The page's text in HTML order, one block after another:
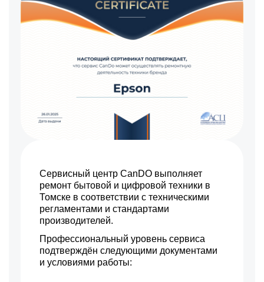
Сервисный центр CanDO выполняет
ремонт бытовой и цифровой техники в
Томске в соответствии с техническими
регламентами и стандартами
производителей.
Профессиональный уровень сервиса
подтверждён следующими документами
и условиями работы: